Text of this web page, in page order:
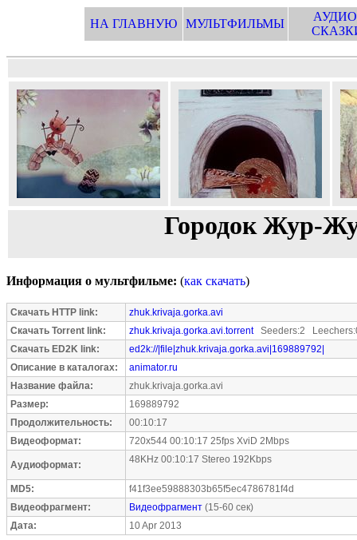
НА ГЛАВНУЮ МУЛЬТФИЛЬМЫ
Городок Жур-
Информация о мультфильме: (как скачать)
Скачать HTTP link:
zhuk.krivaja.gorka.avi
Скачать Torrent link:
zhuk.krivaja.gorka.avi.torrentSeeders:2
Скачать ED2K link:
ed2k://|file|zhuk.krivaja.gorka.avi|169889792|
Описание в каталогах:
animator.ru
Название файла:
zhuk.krivaja.gorka.avi
Размер:
169889792
Продолжительность:
00:10:17
Видеоформат:
720x544 00:10:17 25fps XviD 2Mbps
Аудиоформат: 48KHz 00:10:17 Stereo 192Kbps
MD5:
f41f3ee59888303b65f5ec4786781f4d
Видеофрагмент:
Видеофрагмент (15-60 сек)
Дата:
10 Apr 2013